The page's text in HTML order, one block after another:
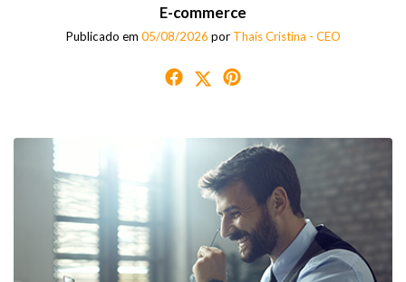
E-commerce
Publicado em 05/08/2026 por Thaís Cristina - CEO